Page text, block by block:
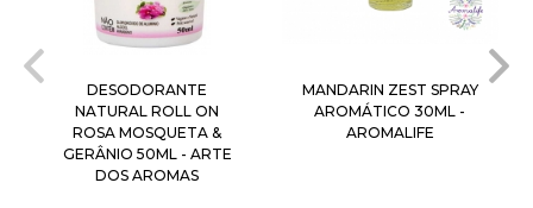
DESODORANTE
NATURAL ROLL ON
ROSA MOSQUETA &
GERÂNIO 50ML - ARTE
DOS AROMAS
MANDARIN ZEST SPRAY
AROMÁTICO 30ML -
AROMALIFE